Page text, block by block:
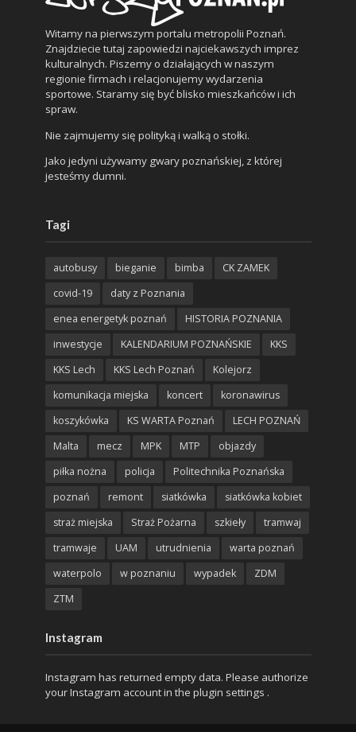
Witamy na pierwszym portalu metropolii Poznań.
Znajdziecie tutaj zapowiedzi najciekawszych imprez
kulturalnych. Piszemy o działających w naszym
regionie firmach i relacjonujemy wydarzenia
sportowe. Staramy się być blisko mieszkańców i ich
spraw.
Nie zajmujemy się polityką i walką o stołki.
Jako jedyni używamy gwary poznańskiej, z której
jesteśmy dumni.
Tagi
autobusy bieganie bimba
CK ZAMEK
covid-19
daty z Poznania
enea energetyk poznań
HISTORIA POZNANIA
inwestycje
KALENDARIUM POZNAŃSKIE
KKS
KKS Lech
KKS Lech Poznań
Kolejorz
komunikacja miejska
koncert
koronawirus
koszykówka
KS WARTA Poznań
LECH POZNAŃ
Malta
mecz MPK MTP
objazdy
piłka nożna
policja
Politechnika Poznańska
poznań
remont siatkówka
siatkówka kobiet
straż miejska
Straż Pożarna szkieły
tramwaj
tramwaje
UAM utrudnienia
warta poznań
waterpolo
w poznaniu wypadek
ZDM
ZTM
Instagram
Instagram has returned empty data. Please authorize
your Instagram account in the plugin settings .